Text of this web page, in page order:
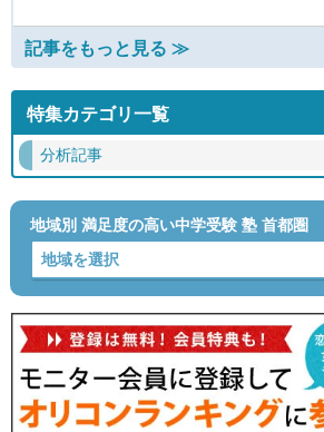
記事をもっと見る ≫
特集カテゴリ一覧
分析記事
地域別 満足度の高い中学受験 塾 首都圏